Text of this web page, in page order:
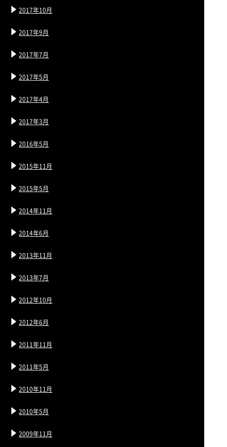
2017年10月
2017年9月
2017年7月
2017年5月
2017年4月
2017年3月
2016年5月
2015年11月
2015年5月
2014年11月
2014年6月
2013年11月
2013年7月
2012年10月
2012年6月
2011年11月
2011年5月
2010年11月
2010年5月
2009年11月